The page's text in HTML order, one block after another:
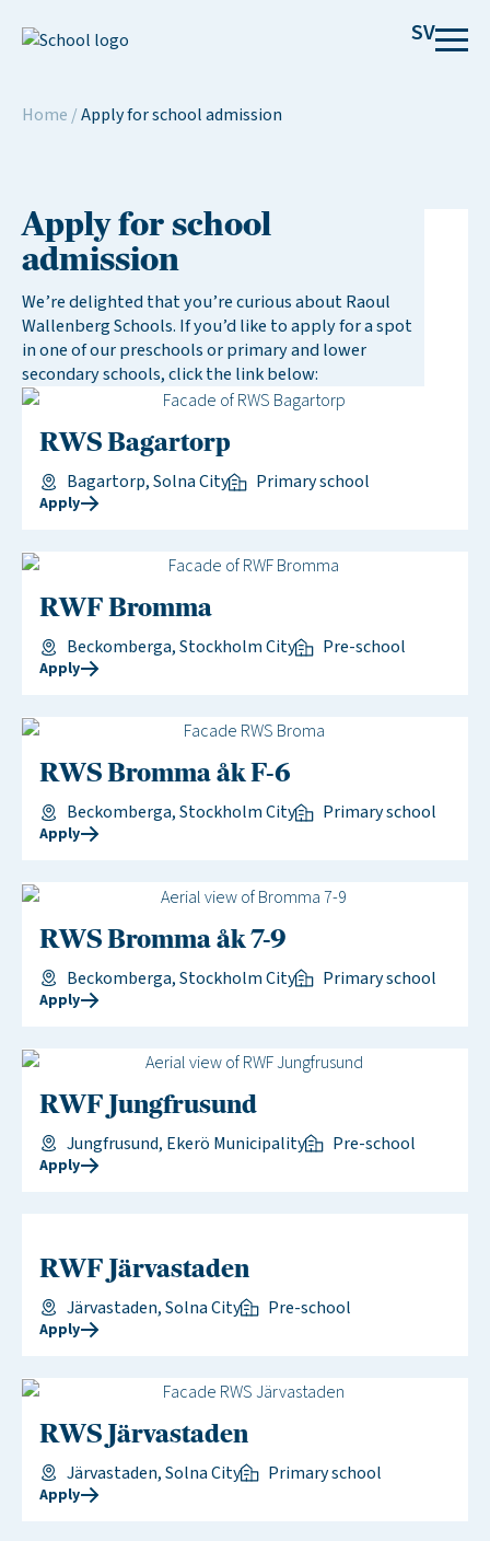
SV
Home /Apply for school admission
Apply for school
admission
We’re delighted that you’re curious about Raoul
Wallenberg Schools. If you’d like to apply for a spot
in one of our preschools or primary and lower
secondary schools, click the link below:
RWS Bagartorp
Bagartorp, Solna City Primary school
Apply
RWF Bromma
Beckomberga, Stockholm City Pre-school
Apply
RWS Bromma åk F-6
Beckomberga, Stockholm City Primary school
Apply
RWS Bromma åk 7-9
Beckomberga, Stockholm City Primary school
Apply
RWF Jungfrusund
Jungfrusund, Ekerö Municipality Pre-school
Apply
RWF Järvastaden
Järvastaden, Solna City Pre-school
Apply
RWS Järvastaden
Järvastaden, Solna City Primary school
Apply